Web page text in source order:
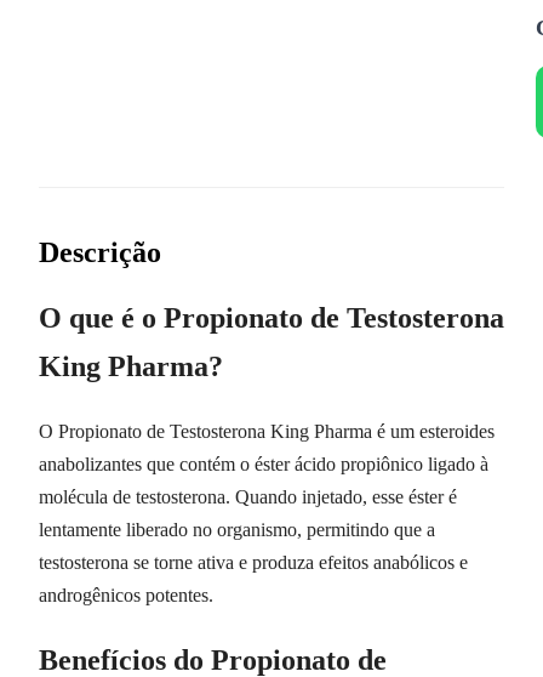
Descrição
O que é o Propionato de Testosterona
King Pharma?
O Propionato de Testosterona King Pharma é um esteroides
anabolizantes que contém o éster ácido propiônico ligado à
molécula de testosterona. Quando injetado, esse éster é
lentamente liberado no organismo, permitindo que a
testosterona se torne ativa e produza efeitos anabólicos e
androgênicos potentes.
Benefícios do Propionato de